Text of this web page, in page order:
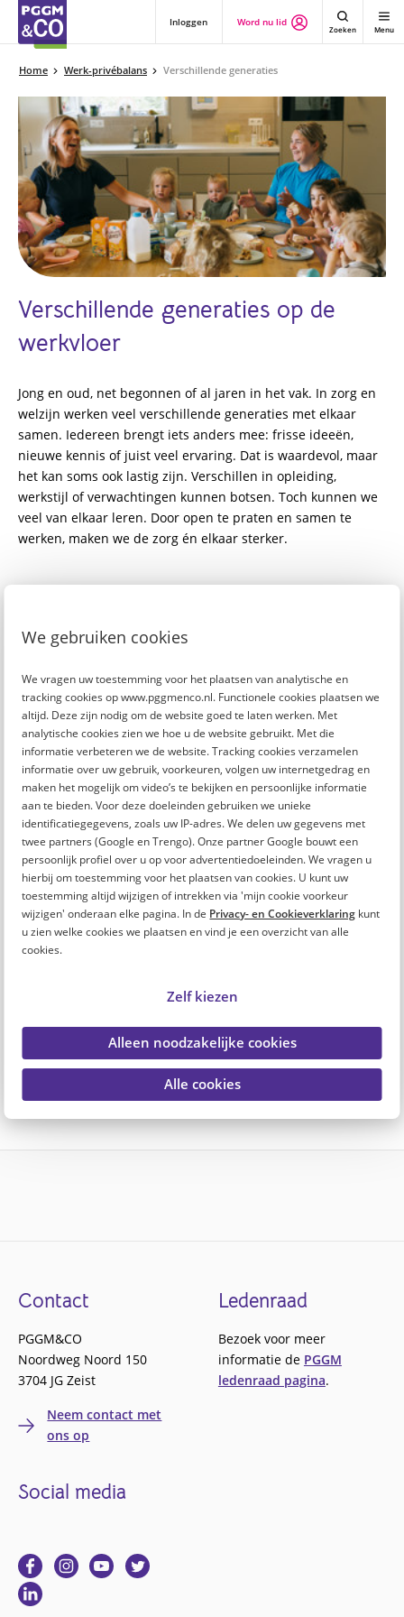
We gebruiken cookies
We vragen uw toestemming voor het plaatsen van analytische en
tracking cookies op www.pggmenco.nl. Functionele cookies plaatsen we
altijd. Deze zijn nodig om de website goed te laten werken. Met
analytische cookies zien we hoe u de website gebruikt. Met die
informatie verbeteren we de website. Tracking cookies verzamelen
informatie over uw gebruik, voorkeuren, volgen uw internetgedrag en
maken het mogelijk om video’s te bekijken en persoonlijke informatie
aan te bieden. Voor deze doeleinden gebruiken we unieke
identificatiegegevens, zoals uw IP-adres. We delen uw gegevens met
twee partners (Google en Trengo). Onze partner Google bouwt een
persoonlijk profiel over u op voor advertentiedoeleinden. We vragen u
hierbij om toestemming voor het plaatsen van cookies. U kunt uw
toestemming altijd wijzigen of intrekken via 'mijn cookie voorkeur
wijzigen' onderaan elke pagina. In de Privacy- en Cookieverklaring kunt
u zien welke cookies we plaatsen en vind je een overzicht van alle
cookies.
Zelf kiezen
Alleen noodzakelijke cookies
Alle cookies
Inloggen Word nu lid
Zoeken Menu
Home Werk-privébalans Verschillende generaties
Verschillende generaties op de
werkvloer
Jong en oud, net begonnen of al jaren in het vak. In zorg en
welzijn werken veel verschillende generaties met elkaar
samen. Iedereen brengt iets anders mee: frisse ideeën,
nieuwe kennis of juist veel ervaring. Dat is waardevol, maar
het kan soms ook lastig zijn. Verschillen in opleiding,
werkstijl of verwachtingen kunnen botsen. Toch kunnen we
veel van elkaar leren. Door open te praten en samen te
werken, maken we de zorg én elkaar sterker.
woord
wereld en brengt nieuwe verwachtingen
mee naar de werkvloer, over
technologie, werkplezier en balans. Hoe
kijken zij naar hun werk in de
welzijnssector? We vroegen het aan
Anniek (25), sinds een paar maanden
aan de slag als sociaal werker in Ede.
77% van de medewerkers in zorg en
welzijn vindt dat generaties op de
werkvloer elkaar goed aanvullen
Welke generaties herken jij in je team?
Speel de Gen B(INGO)
4 generaties op de werkvloer in zorg en
welzijn
Gen Z in zorg en welzijn: dit beweegt de
Poll: Hoe ga je om met verschillende
generaties in jouw team?
Footer
Contact
PGGM&CO
Noordweg Noord 150
3704 JG Zeist
Neem contact met
ons op
Ledenraad
Bezoek voor meer
informatie de PGGM
ledenraad pagina.
Social media
Ga
naar
Facebook
Ga
Ga
Ga
Ga